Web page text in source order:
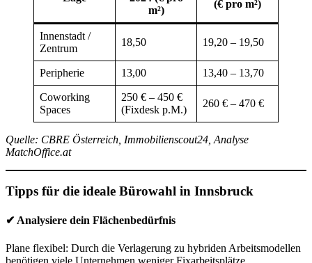
m²)
(€ pro m²)
Innenstadt /
Zentrum
18,50 19,20 – 19,50
Peripherie 13,00 13,40 – 13,70
Coworking
Spaces
250 € – 450 €
(Fixdesk p.M.)
260 € – 470 €
Quelle: CBRE Österreich, Immobilienscout24, Analyse
MatchOffice.at
Tipps für die ideale Bürowahl in Innsbruck
✔ Analysiere dein Flächenbedürfnis
Plane flexibel: Durch die Verlagerung zu hybriden Arbeitsmodellen
benötigen viele Unternehmen weniger Fixarbeitsplätze.